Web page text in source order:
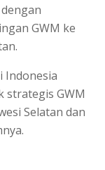
GWM ke
Indonesia
strategis GWM
Selatan dan